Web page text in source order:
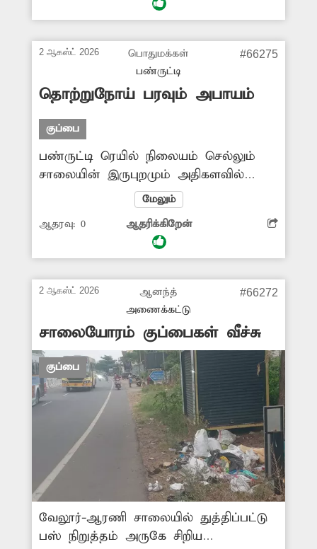
மாணவர்கள் அவதி அடைந்து
பரவும் அபாயம் உள்ளதால் குப்பை
கழிவுகளை அகற்ற அதிகாரிகள்
நடவடிக்கை எடுக்க வேண்டும்.
2 ஆகஸ்ட் 2026
பொதுமக்கள்
பண்ருட்டி
#66275
தொற்றுநோய் பரவும் அபாயம்
குப்பை
பண்ருட்டி ரெயில் நிலையம் செல்லும்
சாலையின் இருபுறமும் அதிகளவில்
கோழி இறைச்சிக் கழிவுகள்
கொட்டப்படுகின்றன. இதனால்
அப்பகுதியில் கடும் துர்நாற்றம்
வீசுவதால் அவ்வழியே செல்லும் வாகன
அவதி அடைந்து வருகின்றனர். மேலும்
தொற்றுநோய்கள் பரவும் அபாயம்
உள்ளதால் கோழி இறைச்சிக் கழிவுகளை
அகற்ற அதிகாரிகள் நடவடிக்கை எடுக்க
வேண்டும்.
மேலும்
ஆதரவு: 0 ஆதரிக்கிறேன்
2 ஆகஸ்ட் 2026
ஆனந்த்
அணைக்கட்டு
#66272
சாலையோரம் குப்பைகள் வீச்சு
குப்பை
வேலூர்-ஆரணி சாலையில் துத்திப்பட்டு
பஸ் நிறுத்தம் அருகே சிறிய